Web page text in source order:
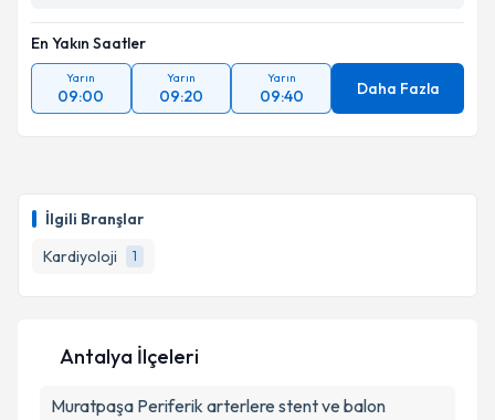
İlgili Branşlar
Kardiyoloji
1
En Yakın Saatler
Yarın
09:00
Yarın
09:20
Yarın
09:40 Daha Fazla
Antalya İlçeleri
Muratpaşa Periferik arterlere stent ve balon